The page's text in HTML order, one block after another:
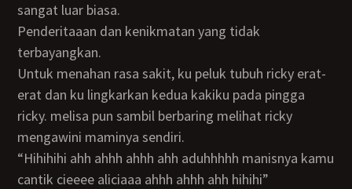
sangat luar biasa.
penderitaaan dan kenikmatan yang tidak
terbayangkan.
untuk menahan rasa sakit, ku peluk tubuh ricky erat-
erat dan ku lingkarkan kedua kakiku pada pingga
ricky. melisa pun sambil berbaring melihat ricky
mengawini maminya sendiri.
“hihihihi ahh ahhh ahhh ahh aduhhhhh manisnya kamu
cantik cieeee aliciaaa ahhh ahhh ahh hihihi”